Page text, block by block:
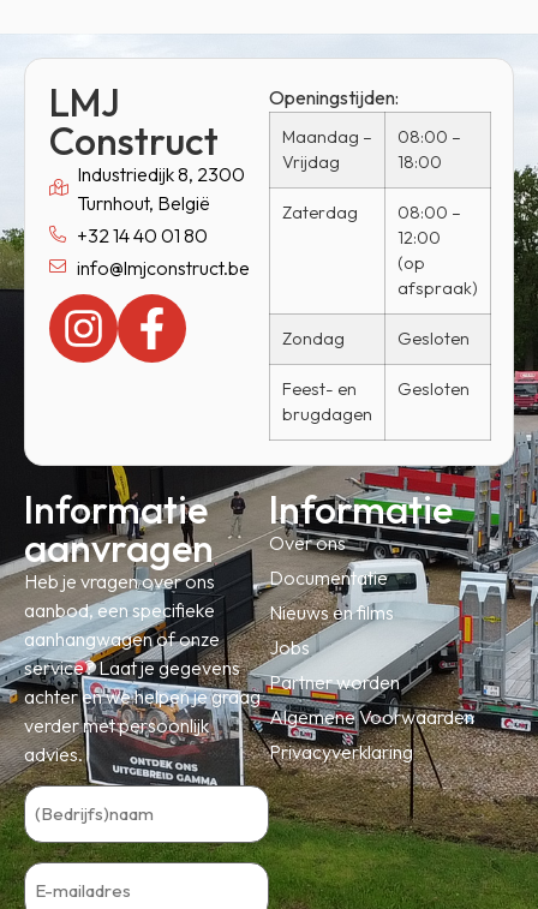
LMJ
Construct
Industriedijk 8, 2300
Turnhout, België
+32 14 40 01 80
info@lmjconstruct.be
Openingstijden:
Maandag –
Vrijdag
08:00 –
18:00
Zaterdag
08:00 –
12:00
(op
afspraak)
Zondag Gesloten
Feest- en
brugdagen
Gesloten
Informatie
aanvragen
Heb je vragen over ons
aanbod, een specifieke
aanhangwagen of onze
service? Laat je gegevens
achter en we helpen je graag
verder met persoonlijk
advies.
Informatie
Over ons
Documentatie
Nieuws en films
Jobs
Partner worden
Algemene Voorwaarden
Privacyverklaring